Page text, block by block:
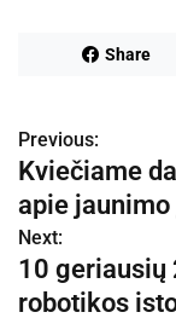
Share
N
a
v
i
Previous:
Kviečiame
apie
Next:
10 geriausių
robotikos